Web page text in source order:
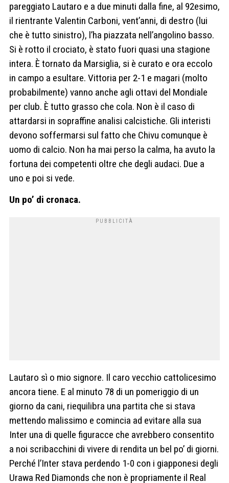
pareggiato Lautaro e a due minuti dalla fine, al 92esimo,
il rientrante Valentin Carboni, vent’anni, di destro (lui
che è tutto sinistro), l’ha piazzata nell’angolino basso.
Si è rotto il crociato, è stato fuori quasi una stagione
intera. È tornato da Marsiglia, si è curato e ora eccolo
in campo a esultare. Vittoria per 2-1 e magari (molto
probabilmente) vanno anche agli ottavi del Mondiale
per club. È tutto grasso che cola. Non è il caso di
attardarsi in sopraffine analisi calcistiche. Gli interisti
devono soffermarsi sul fatto che Chivu comunque è
uomo di calcio. Non ha mai perso la calma, ha avuto la
fortuna dei competenti oltre che degli audaci. Due a
uno e poi si vede.
Un po’ di cronaca.
Lautaro sì o mio signore. Il caro vecchio cattolicesimo
ancora tiene. E al minuto 78 di un pomeriggio di un
giorno da cani, riequilibra una partita che si stava
mettendo malissimo e comincia ad evitare alla sua
Inter una di quelle figuracce che avrebbero consentito
a noi scribacchini di vivere di rendita un bel po’ di giorni.
Perché l’Inter stava perdendo 1-0 con i giapponesi degli
Urawa Red Diamonds che non è propriamente il Real